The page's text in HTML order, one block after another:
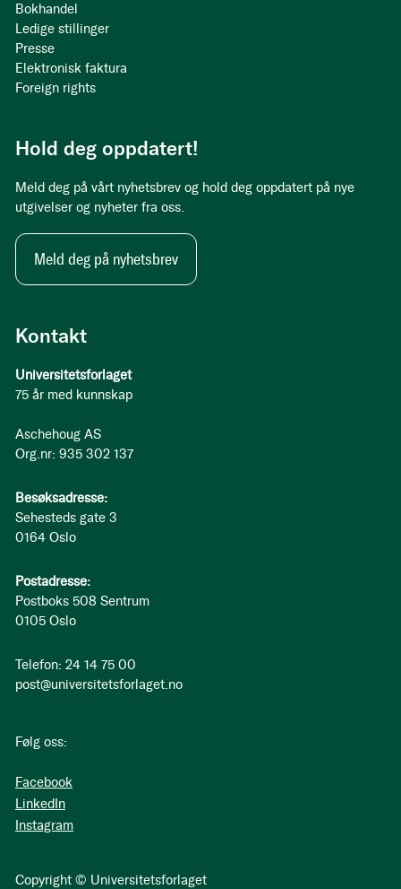
Kontakt
Universitetsforlaget
75 år med kunnskap
Aschehoug AS
Org.nr: 935 302 137
Besøksadresse:
Sehesteds gate 3
0164 Oslo
Postadresse:
Postboks 508 Sentrum
0105 Oslo
Telefon: 24 14 75 00
post@universitetsforlaget.no
Følg oss:
Facebook
LinkedIn
Instagram
Copyright © Universitetsforlaget
Bokhandel
Ledige stillinger
Presse
Elektronisk faktura
Foreign rights
Hold deg oppdatert!
Meld deg på vårt nyhetsbrev og hold deg oppdatert på nye
utgivelser og nyheter fra oss.
Meld deg på nyhetsbrev